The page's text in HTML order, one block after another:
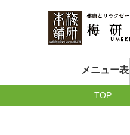
メニュー表
TOP